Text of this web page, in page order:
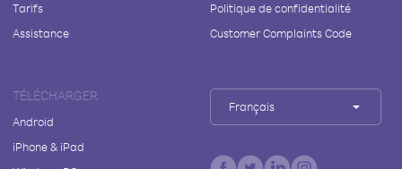
Tarifs
Assistance
Politique de confidentialité
Customer Complaints Code
TÉLÉCHARGER
Android
iPhone & iPad
Français